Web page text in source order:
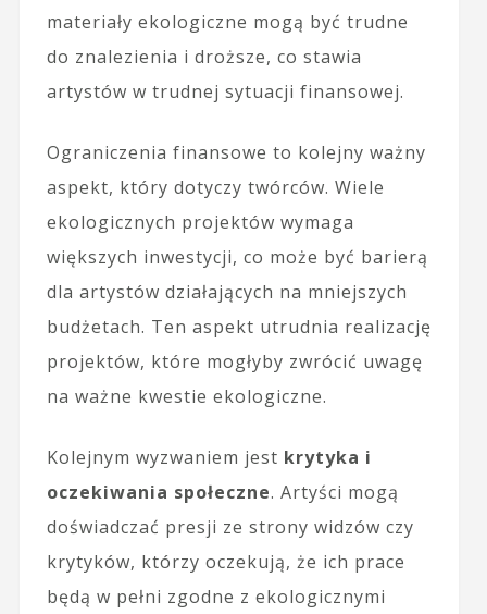
materiały ekologiczne mogą być trudne
do znalezienia i droższe, co stawia
artystów w trudnej sytuacji finansowej.
Ograniczenia finansowe to kolejny ważny
aspekt, który dotyczy twórców. Wiele
ekologicznych projektów wymaga
większych inwestycji, co może być barierą
dla artystów działających na mniejszych
budżetach. Ten aspekt utrudnia realizację
projektów, które mogłyby zwrócić uwagę
na ważne kwestie ekologiczne.
Kolejnym wyzwaniem jest krytyka i
oczekiwania społeczne. Artyści mogą
doświadczać presji ze strony widzów czy
krytyków, którzy oczekują, że ich prace
będą w pełni zgodne z ekologicznymi